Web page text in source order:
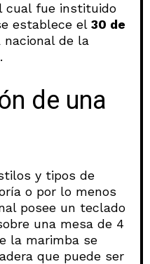
cual fue instituido
establece el 30 de
nacional de la
de una
y tipos de
o por lo menos
posee un teclado
una mesa de 4
la marimba se
que puede ser